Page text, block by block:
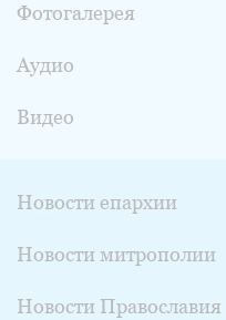
Фотогалерея
Аудио
Видео
Новости епархии
Новости митрополии
Новости Православия